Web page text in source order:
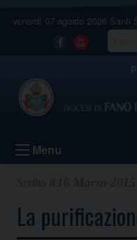
venerdì 07 agosto 2026 Santi
Facebook
Youtube
Menu
La